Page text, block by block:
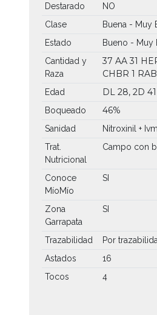
Destarado
NO
Clase
Buena - Muy
Estado
Bueno - Muy
Cantidad y
Raza
37 AA 31
CHBR 1
Edad DL 28, 2D 41
Boqueado 46%
Sanidad
Nitroxinil +
Trat.
Nutricional
Campo con
Conoce
MíoMío
SI
Zona
Garrapata
SI
Trazabilidad
Por
Astados
16
Tocos
4